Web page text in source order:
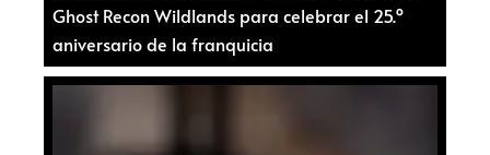
Ghost Recon Wildlands para celebrar el 25.º
aniversario de la franquicia